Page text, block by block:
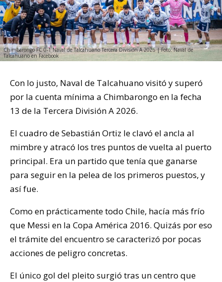
Chimbarongo FC 0-1 Naval de Talcahuano Tercera División A 2026 | Foto: Naval de
Talcahuano en Facebook
Con lo justo, Naval de Talcahuano visitó y superó
por la cuenta mínima a Chimbarongo en la fecha
13 de la Tercera División A 2026.
El cuadro de Sebastián Ortiz le clavó el ancla al
mimbre y atracó los tres puntos de vuelta al puerto
principal. Era un partido que tenía que ganarse
para seguir en la pelea de los primeros puestos, y
así fue.
Como en prácticamente todo Chile, hacía más frío
que Messi en la Copa América 2016. Quizás por eso
el trámite del encuentro se caracterizó por pocas
acciones de peligro concretas.
El único gol del pleito surgió tras un centro que